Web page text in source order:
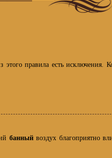
правила есть исключения.
банныйвоздух благоприятно